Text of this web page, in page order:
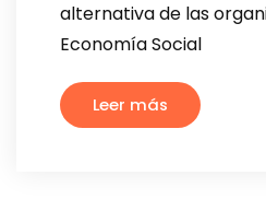
alternativa de las
Economía Social
Leer más